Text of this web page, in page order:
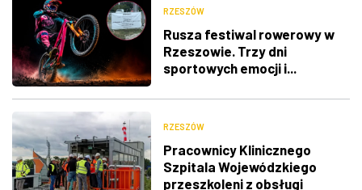
RZESZÓW
Rusza festiwal rowerowy w
Rzeszowie. Trzy dni
sportowych emocji i...
RZESZÓW
Pracownicy Klinicznego
Szpitala Wojewódzkiego
przeszkoleni z obsługi